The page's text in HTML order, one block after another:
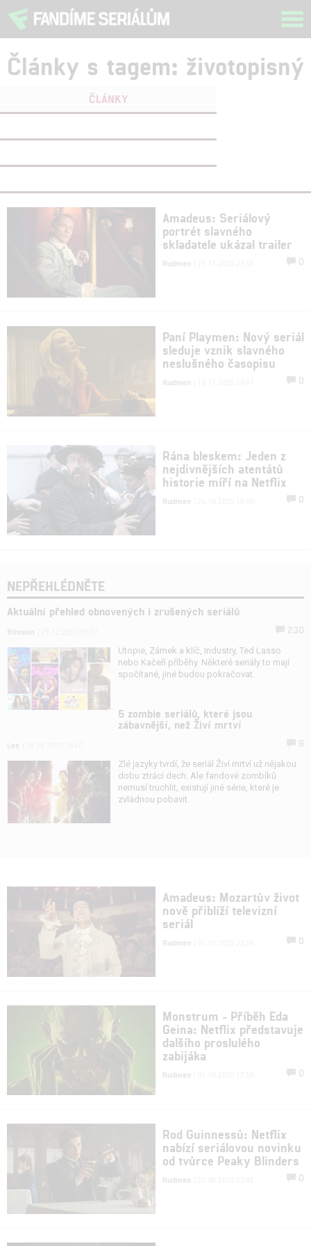
Články s tagem: životopisný
ČLÁNKY
Amadeus: Seriálový
portrét slavného
skladatele ukázal trailer
Rudmen 0
Paní Playmen: Nový seriál
sleduje vznik slavného
neslušného časopisu
Rudmen 0
Rána bleskem: Jeden z
nejdivnějších atentátů
historie míří na Netflix
Rudmen 0
NEPŘEHLÉDNĚTE
Aktuální přehled obnovených i zrušených seriálů
Utopie, Zámek a klíč, Industry, Ted Lasso
nebo Kačeří příběhy. Některé seriály to mají
spočítané, jiné budou pokračovat.
5 zombie seriálů, které jsou
zábavnější, než Živí mrtví
Zlé jazyky tvrdí, že seriál Živí mrtví už nějakou
dobu ztrácí dech. Ale fandové zombíků
nemusí truchlit, existují jiné série, které je
zvládnou pobavit.
Amadeus: Mozartův život
nově přiblíží televizní
seriál
Rudmen 0
Monstrum - Příběh Eda
Geina: Netflix představuje
dalšího proslulého
zabijáka
Rudmen 0
Rod Guinnessů: Netflix
nabízí seriálovou novinku
od tvůrce Peaky Blinders
Rudmen 0